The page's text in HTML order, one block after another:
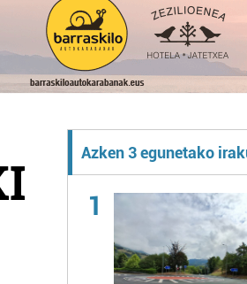
Azken 3 egunetako
1